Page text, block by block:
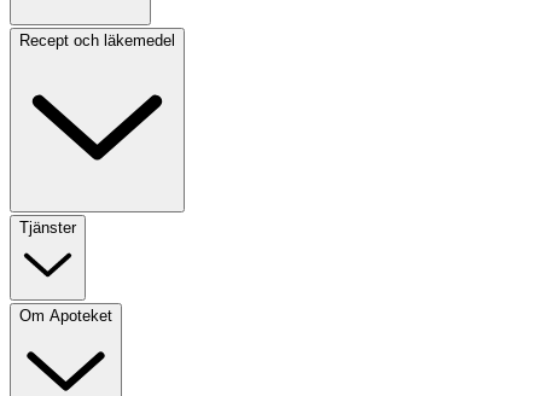
Recept och läkemedel
Tjänster
Om Apoteket